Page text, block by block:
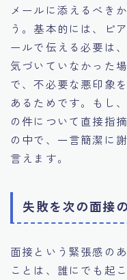
メールに添えるべき
う。基本的には、ピ
ールで伝える必要は
気づいていなかった
で、不必要な悪印象
あるためです。もし
の件について直接指
の中で、一言簡潔に
言えます。
失敗を次の面接
面接という緊張感の
ことは、誰にでも起